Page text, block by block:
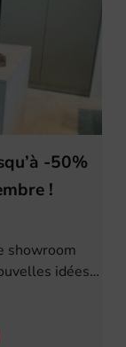
-50%
!
showroom
idées…